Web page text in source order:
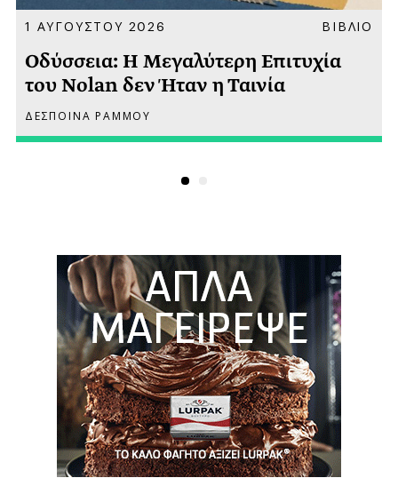
1 ΑΥΓΟΥΣΤΟΥ 2026 ΒΙΒΛΙΟ
Οδύσσεια: Η Μεγαλύτερη Επιτυχία
του Nolan δεν Ήταν η Ταινία
ΔΕΣΠΟΙΝΑ ΡΑΜΜΟΥ